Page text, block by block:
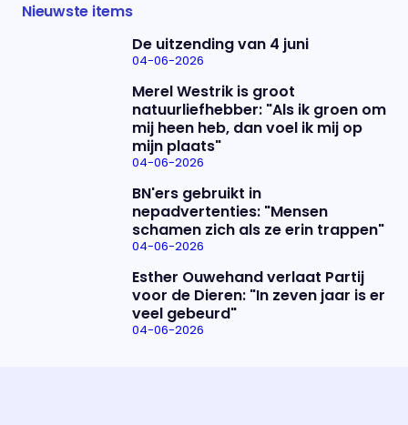
Nieuwste items
De uitzending van 4 juni
04-06-2026
Merel Westrik is groot
natuurliefhebber: "Als ik groen om
mij heen heb, dan voel ik mij op
mijn plaats"
04-06-2026
BN'ers gebruikt in
nepadvertenties: "Mensen
schamen zich als ze erin trappen"
04-06-2026
Esther Ouwehand verlaat Partij
voor de Dieren: "In zeven jaar is er
veel gebeurd"
04-06-2026